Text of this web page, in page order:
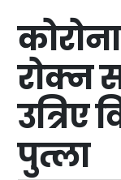
रोक्न
उत्रिए
पुत्ला